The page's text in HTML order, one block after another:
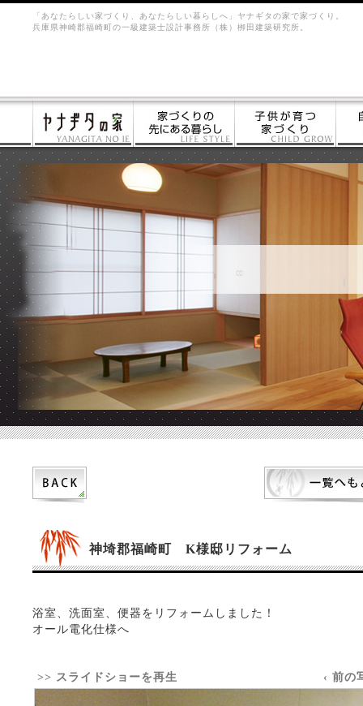
「あなたらしい家づくり、あなたらしい暮らしへ」ヤナギタの家で家づくり。
兵庫県神崎郡福崎町の一級建築士設計事務所（株）栁田建築研究所。
神埼郡福崎町 K様邸リフォーム
浴室、洗面室、便器をリフォームしました！
オール電化仕様へ
>> スライドショーを再生 ‹ 前の